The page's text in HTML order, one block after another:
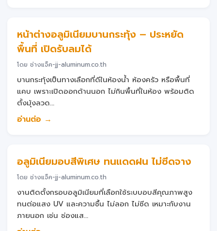
หน้าต่างอลูมิเนียมบานกระทุ้ง – ประหยัด
พื้นที่ เปิดรับลมได้
โดย ช่างแจ็ค-jj-aluminum.co.th
บานกระทุ้งเป็นทางเลือกที่ดีในห้องน้ำ ห้องครัว หรือพื้นที่
แคบ เพราะเปิดออกด้านนอก ไม่กินพื้นที่ในห้อง พร้อมติด
ตั้งมุ้งลวด...
อ่านต่อ →
อลูมิเนียมอบสีพิเศษ ทนแดดฝน ไม่ซีดจาง
โดย ช่างแจ็ค-jj-aluminum.co.th
งานติดตั้งกรอบอลูมิเนียมที่เลือกใช้ระบบอบสีคุณภาพสูง
ทนต่อแสง UV และความชื้น ไม่ลอก ไม่ซีด เหมาะกับงาน
ภายนอก เช่น ช่องแส...